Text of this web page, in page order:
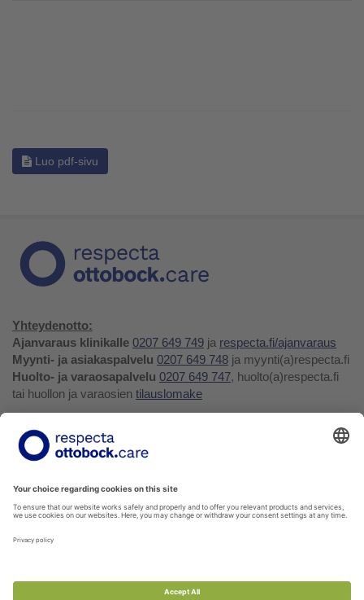
Luo pdf-sivu
Yhteydenotto:
Ajanvaraus klinikalle 0207 649 749 ja respecta.fi/ajanvaraus
Myynti- ja asiakaspalvelu 0207 649 748 ja myynti(a)respecta.fi
Huolto- ja varaosapalvelu 0207 649 747, huolto(a)respecta.fi
tai huollon ja varaosien tilauslomake
Facebook
Youtube
Tietosuojakäytäntö
Privacy Policy
Soittohinnat oman operaattorin matkapuhelin- tai
paikallispuhelumaksun mukaisesti.
Voit tilata kaikkia verkkokuvaston tuotteita myyntipalvelustamme!